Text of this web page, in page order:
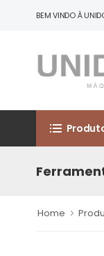
BEM VINDO À
Home